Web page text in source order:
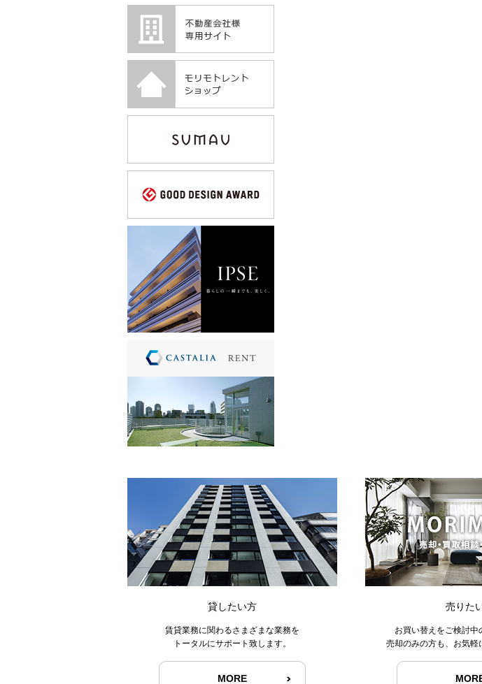
貸したい方
賃貸業務に関わるさまざまな業務を
トータルにサポート致します。
MORE
売りた
お買い替えをご検討中
売却のみの方も、お気軽